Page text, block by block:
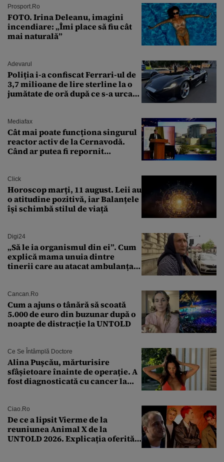
Transfăgărășan
Prosport.ro
FOTO. Irina Deleanu, imagini
incendiare: „Îmi place să fiu cât
mai naturală”
Adevarul
Poliția i-a confiscat Ferrari-ul de
3,7 milioane de lire sterline la o
jumătate de oră după ce s-a urcat
Mediafax
Cât mai poate funcționa singurul
reactor activ de la Cernavodă.
Când ar putea fi repornit
Click
Horoscop marți, 11 august. Leii au
o atitudine pozitivă, iar Balanțele
își schimbă stilul de viață
Digi24
„Să le ia organismul din ei”. Cum
explică mama unuia dintre
tinerii care au atacat ambulanța
Cancan.ro
Cum a ajuns o tânără să scoată
5.000 de euro din buzunar după o
noapte de distracție la UNTOLD
Ce Se Întâmplă Doctore
Alina Pușcău, mărturisire
sfâșietoare înainte de operație. A
fost diagnosticată cu cancer la
îmi salvez viața”
Ciao.ro
De ce a lipsit Vierme de la
reuniunea Animal X de la
UNTOLD 2026. Explicația oferită